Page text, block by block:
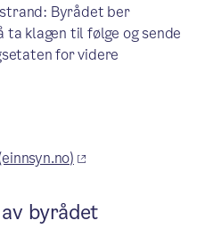
Byrådet ber
klagen til følge og sende
for videre
byrådet